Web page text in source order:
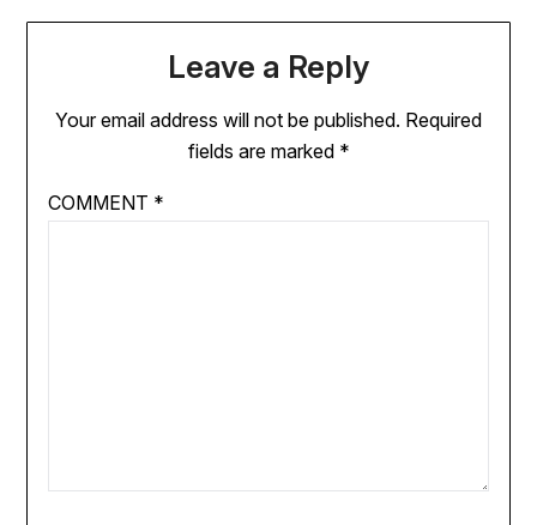
Leave a Reply
Your email address will not be published. Required
fields are marked *
COMMENT *